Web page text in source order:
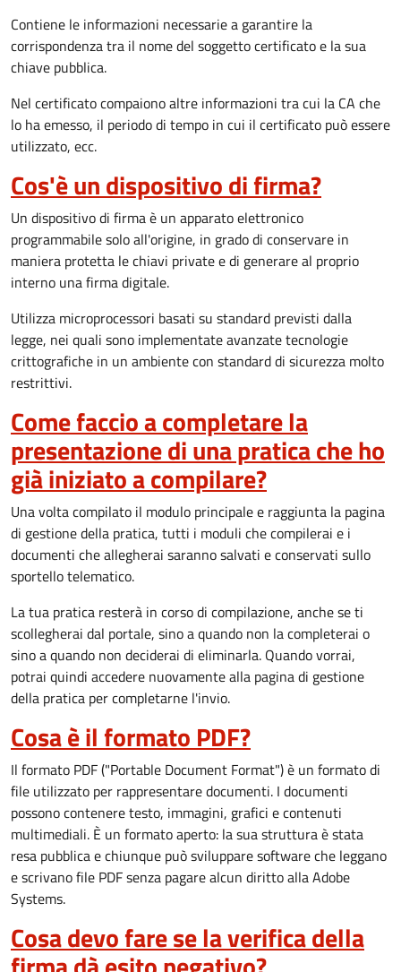
Contiene le informazioni necessarie a garantire la
corrispondenza tra il nome del soggetto certificato e la sua
chiave pubblica.
Nel certificato compaiono altre informazioni tra cui la CA che
lo ha emesso, il periodo di tempo in cui il certificato può essere
utilizzato, ecc.
Cos'è un dispositivo di firma?
Un dispositivo di firma è un apparato elettronico
programmabile solo all'origine, in grado di conservare in
maniera protetta le chiavi private e di generare al proprio
interno una firma digitale.
Utilizza microprocessori basati su standard previsti dalla
legge, nei quali sono implementate avanzate tecnologie
crittografiche in un ambiente con standard di sicurezza molto
restrittivi.
Come faccio a completare la
presentazione di una pratica che ho
già iniziato a compilare?
Una volta compilato il modulo principale e raggiunta la pagina
di gestione della pratica, tutti i moduli che compilerai e i
documenti che allegherai saranno salvati e conservati sullo
sportello telematico.
La tua pratica resterà in corso di compilazione, anche se ti
scollegherai dal portale, sino a quando non la completerai o
sino a quando non deciderai di eliminarla. Quando vorrai,
potrai quindi accedere nuovamente alla pagina di gestione
della pratica per completarne l'invio.
Cosa è il formato PDF?
Il formato PDF ("Portable Document Format") è un formato di
file utilizzato per rappresentare documenti. I documenti
possono contenere testo, immagini, grafici e contenuti
multimediali. È un formato aperto: la sua struttura è stata
resa pubblica e chiunque può sviluppare software che leggano
e scrivano file PDF senza pagare alcun diritto alla Adobe
Systems.
Cosa devo fare se la verifica della